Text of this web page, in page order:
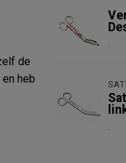
de
heb
.
.